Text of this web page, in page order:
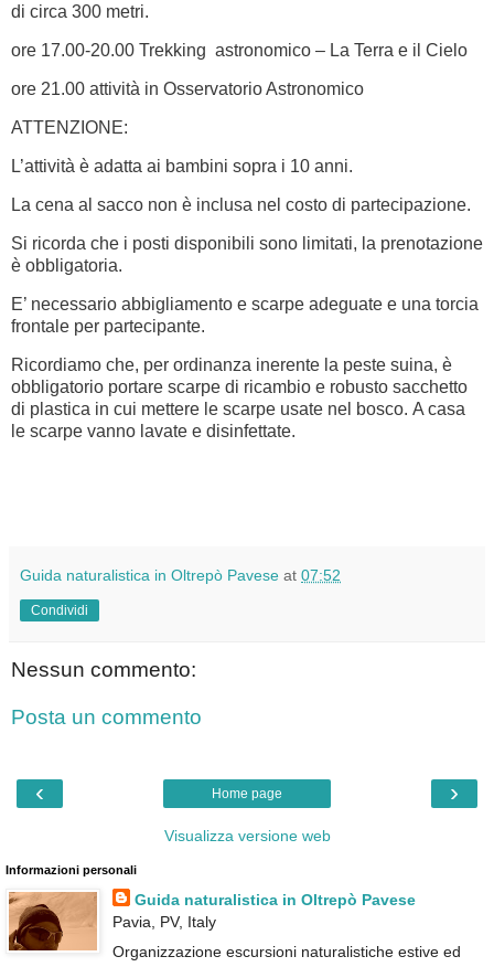
di circa 300 metri.
ore 17.00-20.00 Trekking astronomico – La Terra e il Cielo
ore 21.00 attività in Osservatorio Astronomico
ATTENZIONE:
L’attività è adatta ai bambini sopra i 10 anni.
La cena al sacco non è inclusa nel costo di partecipazione.
Si ricorda che i posti disponibili sono limitati, la prenotazione
è obbligatoria.
E’ necessario abbigliamento e scarpe adeguate e una torcia
frontale per partecipante.
Ricordiamo che, per ordinanza inerente la peste suina, è
obbligatorio portare scarpe di ricambio e robusto sacchetto
di plastica in cui mettere le scarpe usate nel bosco. A casa
le scarpe vanno lavate e disinfettate.
Guida naturalistica in Oltrepò Pavese at 07:52
Condividi
Nessun commento:
Posta un commento
‹ ›
Home page
Visualizza versione web
Informazioni personali
Guida naturalistica in Oltrepò Pavese
Pavia, PV, Italy
Organizzazione escursioni naturalistiche estive ed